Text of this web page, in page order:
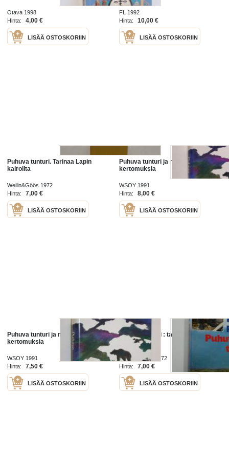
Otava 1998
Hinta:
4,00 €
LISÄÄ OSTOSKORIIN
FL 1992
Hinta:
10,00 €
LISÄÄ OSTOSKORIIN
Puhuva tunturi. Tarinaa Lapin
kairoilta
Weilin&Göös 1972
Hinta:
7,00 €
LISÄÄ OSTOSKORIIN
Puhuva tunturi ja muita
kertomuksia
WSOY 1991
Hinta:
8,00 €
LISÄÄ OSTOSKORIIN
Puhuva tunturi ja muita
kertomuksia
WSOY 1991
Hinta:
7,50 €
LISÄÄ OSTOSKORIIN
Puhuva tunturi : tarinaa Lapin
kairoilta
Weilin + Göös 1972
Hinta:
7,00 €
LISÄÄ OSTOSKORIIN